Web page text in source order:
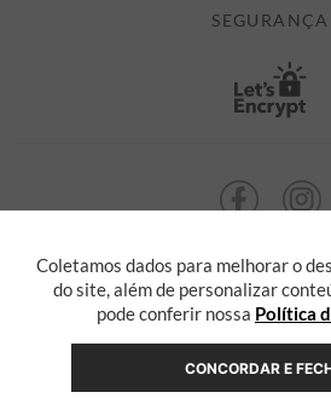
Coletamos dados para melhorar o
do site, além de personalizar
pode conferir nossa Política
CONCORDAR E
ATENDIMENTO@ALEATORYSTORE.COM.BR
SEGURANÇA
ALEATORY @ 2013 TODOS OS DIREITOS
Eletrônico e Serviços Ltda, com sede na
Serra, Espírito Santo - ES, inscrita no CNPJ